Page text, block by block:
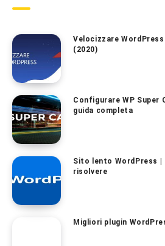
Velocizzare
(2020)
Configurare WP Super
guida completa
Sito lento WordPress |
risolvere
Migliori plugin